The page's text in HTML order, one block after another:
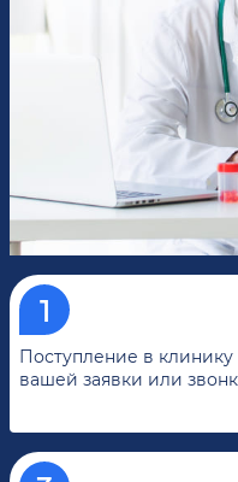
Поступление в клинику
вашей заявки или